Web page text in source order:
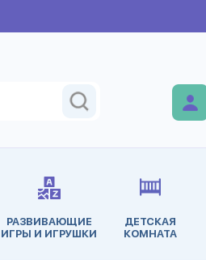
РАЗВИВАЮЩИЕ
ИГРЫ И ИГРУШКИ
ДЕТСКАЯ
КОМНАТА